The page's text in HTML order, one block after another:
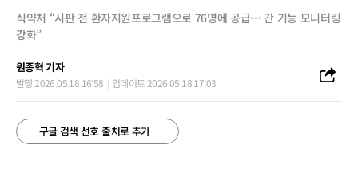
식약처 “시판 전 환자지원프로그램으로 76명에 공급… 간 기능 모니터링
강화”
원종혁 기자
발행 2026.05.18 16:58 업데이트 2026.05.18 17:03
구글 검색 선호 출처로 추가